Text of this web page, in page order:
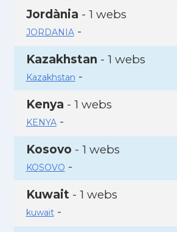
Jordània - 1 webs
JORDANIA-
Kazakhstan - 1 webs
Kazakhstan -
Kenya - 1 webs
KENYA-
Kosovo - 1 webs
KOSOVO -
Kuwait - 1 webs
kuwait-